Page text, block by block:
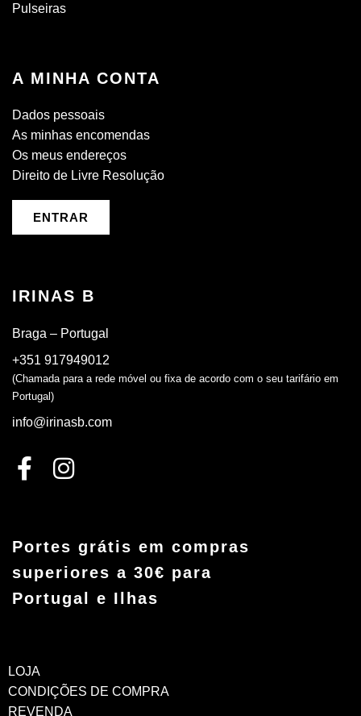
Pulseiras
A MINHA CONTA
Dados pessoais
As minhas encomendas
Os meus endereços
Direito de Livre Resolução
ENTRAR
IRINAS B
Braga – Portugal
+351 917949012
(Chamada para a rede móvel ou fixa de acordo com o seu tarifário em
Portugal)
info@irinasb.com
Portes grátis em compras
superiores a 30€ para
Portugal e Ilhas
LOJA
CONDIÇÕES DE COMPRA
REVENDA